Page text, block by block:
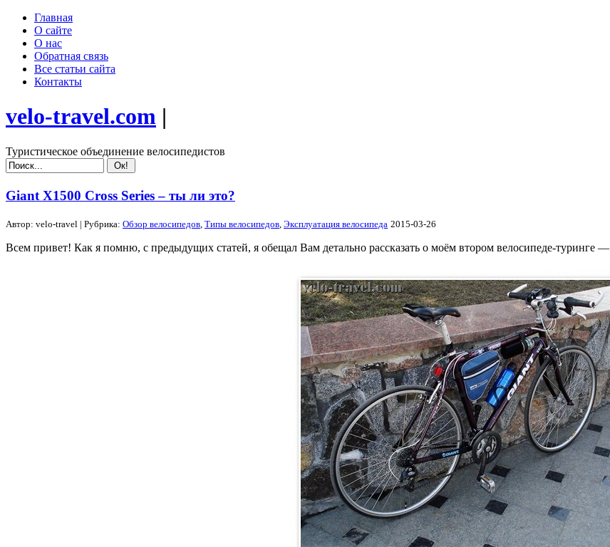
Главная
О сайте
О нас
Обратная связь
Все статьи сайта
Контакты
velo-travel.com |
Туристическое объединение велосипедистов
Giant X1500 Cross Series – ты ли это?
Автор: velo-travel | Рубрика: Обзор велосипедов Типы велосипедов Эксплуатация велосипеда 2015-03-26
Всем привет! Как я помню, с предыдущих статей, я обещал Вам детально рассказать о моём втором велосипеде-туринге —